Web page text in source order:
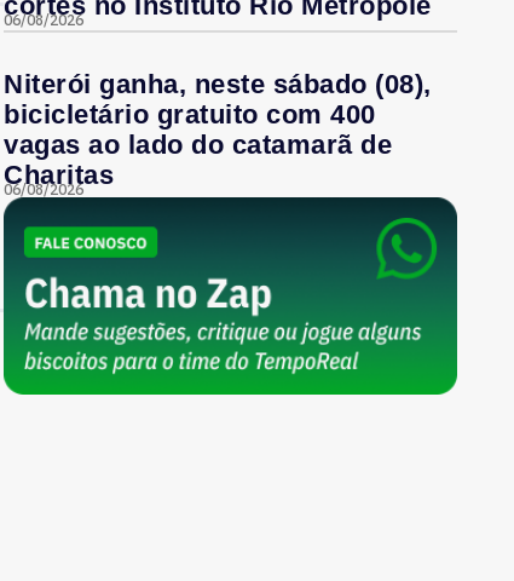
06/08/2026
Niterói ganha, neste sábado (08),
bicicletário gratuito com 400
vagas ao lado do catamarã de
Charitas
06/08/2026